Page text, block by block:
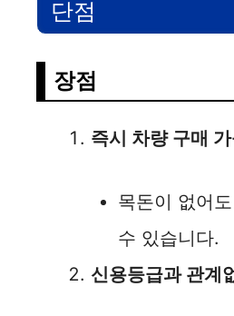
단점
장점
즉시 차량 구매
목돈이 없어
수 있습니다.
신용등급과 관계